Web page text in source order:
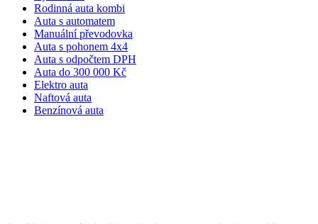
Rodinná auta kombi
Auta s automatem
Manuální převodovka
Auta s pohonem 4x4
Auta s odpočtem DPH
Auta do 300 000 Kč
Elektro auta
Naftová auta
Benzínová auta